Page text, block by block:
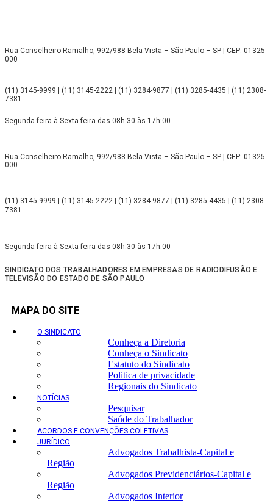
Rua Conselheiro Ramalho, 992/988 Bela Vista – São Paulo – SP | CEP: 01325-
000
(11) 3145-9999 | (11) 3145-2222 | (11) 3284-9877 | (11) 3285-4435 | (11) 2308-
7381
Segunda-feira à Sexta-feira das 08h:30 às 17h:00
Rua Conselheiro Ramalho, 992/988 Bela Vista – São Paulo – SP | CEP: 01325-
000
(11) 3145-9999 | (11) 3145-2222 | (11) 3284-9877 | (11) 3285-4435 | (11) 2308-
7381
Segunda-feira à Sexta-feira das 08h:30 às 17h:00
SINDICATO DOS TRABALHADORES EM EMPRESAS DE RADIODIFUSÃO E
TELEVISÃO DO ESTADO DE SÃO PAULO
MAPA DO SITE
O SINDICATO
Conheça a Diretoria
Conheça o Sindicato
Estatuto do Sindicato
Politica de privacidade
Regionais do Sindicato
NOTÍCIAS
Pesquisar
Saúde do Trabalhador
ACORDOS E CONVENÇÕES COLETIVAS
JURÍDICO
Advogados Trabalhista-Capital e
Região
Advogados Previdenciários-Capital e
Região
Advogados Interior